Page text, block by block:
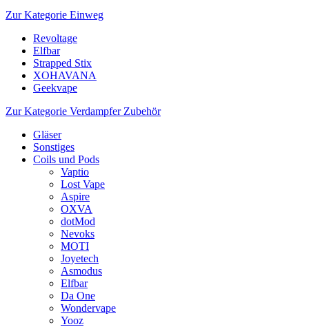
Zur Kategorie Einweg
Revoltage
Elfbar
Strapped Stix
XOHAVANA
Geekvape
Zur Kategorie Verdampfer Zubehör
Gläser
Sonstiges
Coils und Pods
Vaptio
Lost Vape
Aspire
OXVA
dotMod
Nevoks
MOTI
Joyetech
Asmodus
Elfbar
Da One
Wondervape
Yooz